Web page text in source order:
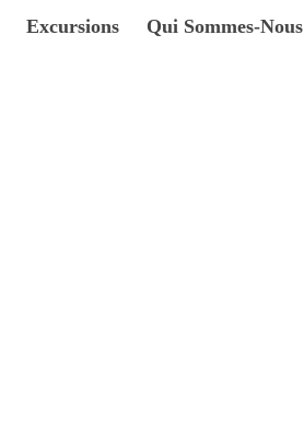
Excursions Qui Sommes-Nous